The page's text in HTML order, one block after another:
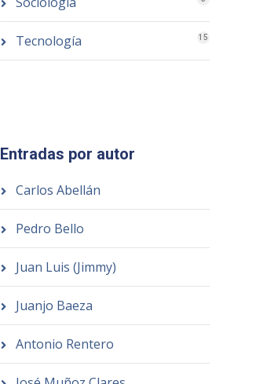
Tecnología 15
Entradas por autor
Carlos Abellán
Pedro Bello
Juan Luis (Jimmy)
Juanjo Baeza
Antonio Rentero